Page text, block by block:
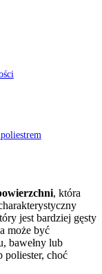
, która
jest bardziej gęsty
może być
bawełny lub
poliester, choć